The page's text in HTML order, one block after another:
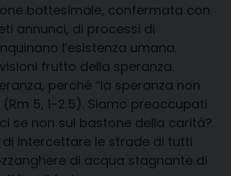
battesimale, confermata con
annunci, di processi di
l’esistenza umana.
frutto della speranza.
perché “la speranza non
5, 1-2.5). Siamo preoccupati
se non sul bastone della carità?
intercettare le strade di tutti
di acqua stagnante di